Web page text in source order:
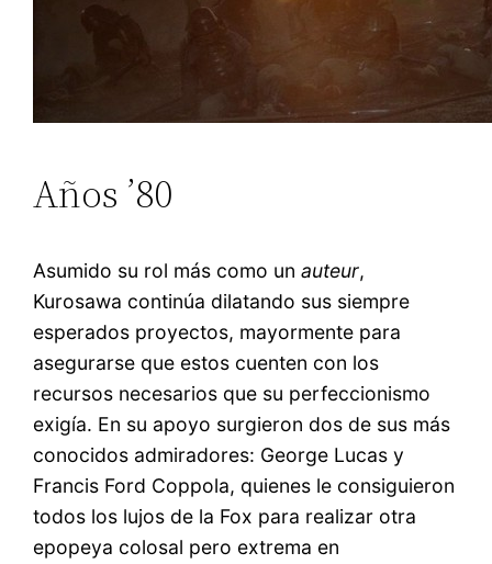
Años ’80
Asumido su rol más como unauteur,
Kurosawa continúa dilatando sus siempre
esperados proyectos, mayormente para
asegurarse que estos cuenten con los
recursos necesarios que su perfeccionismo
exigía. En su apoyo surgieron dos de sus más
conocidos admiradores: George Lucas y
Francis Ford Coppola, quienes le consiguieron
todos los lujos de la Fox para realizar otra
epopeya colosal pero extrema en